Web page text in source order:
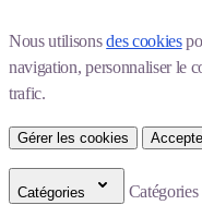
Nous utilisons des cookies
navigation, personnaliser le
trafic.
Gérer les cookies
Catégories Catégories